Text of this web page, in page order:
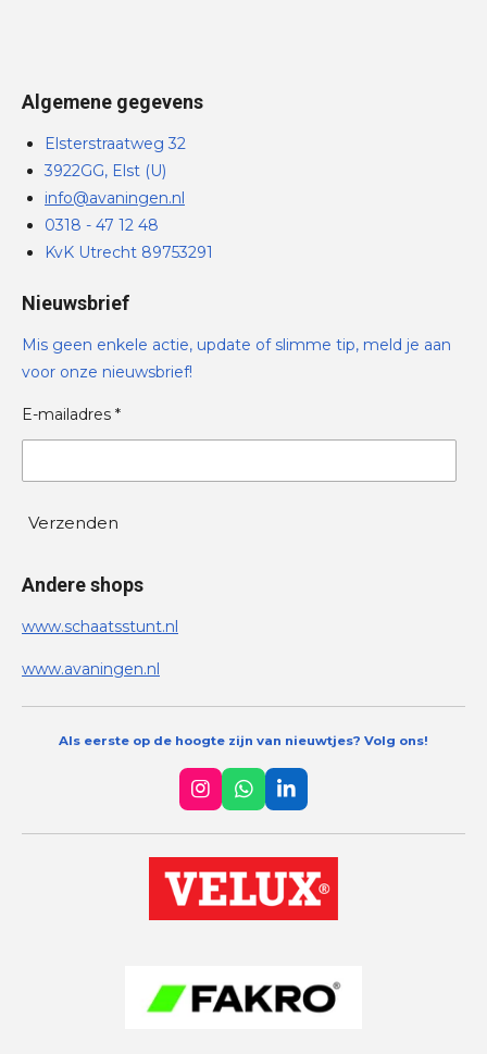
Algemene gegevens
Elsterstraatweg 32
3922GG, Elst (U)
info@avaningen.nl
0318 - 47 12 48
KvK Utrecht 89753291
Nieuwsbrief
Mis geen enkele actie, update of slimme tip, meld je aan
voor onze nieuwsbrief!
E-mailadres *
Verzenden
Andere shops
www.schaatsstunt.nl
www.avaningen.nl
Als eerste op de hoogte zijn van nieuwtjes? Volg ons!
I
n
s
t
a
g
W
h
a
t
s
A
L
i
n
k
e
d